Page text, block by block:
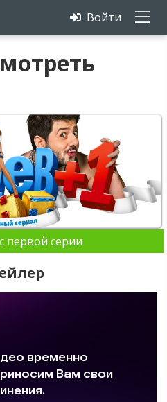
Войти
первой серии